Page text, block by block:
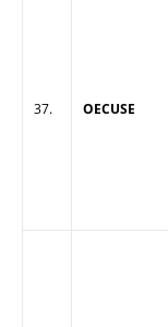
37. OECUSE